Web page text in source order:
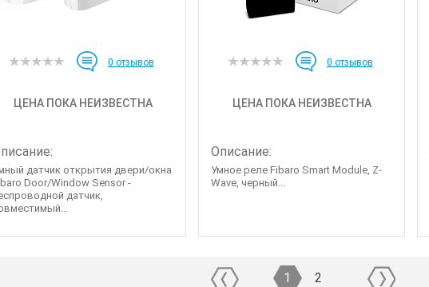
0 отзывов
ЦЕНА ПОКА НЕИЗВЕСТНА
датчик открытия двери/окна
Door/Window Sensor -
датчик,
0 отзывов
ЦЕНА ПОКА НЕИЗВЕСТНА
Описание:
Умное реле Fibaro Smart Module, Z-
Wave, черный...
1 2